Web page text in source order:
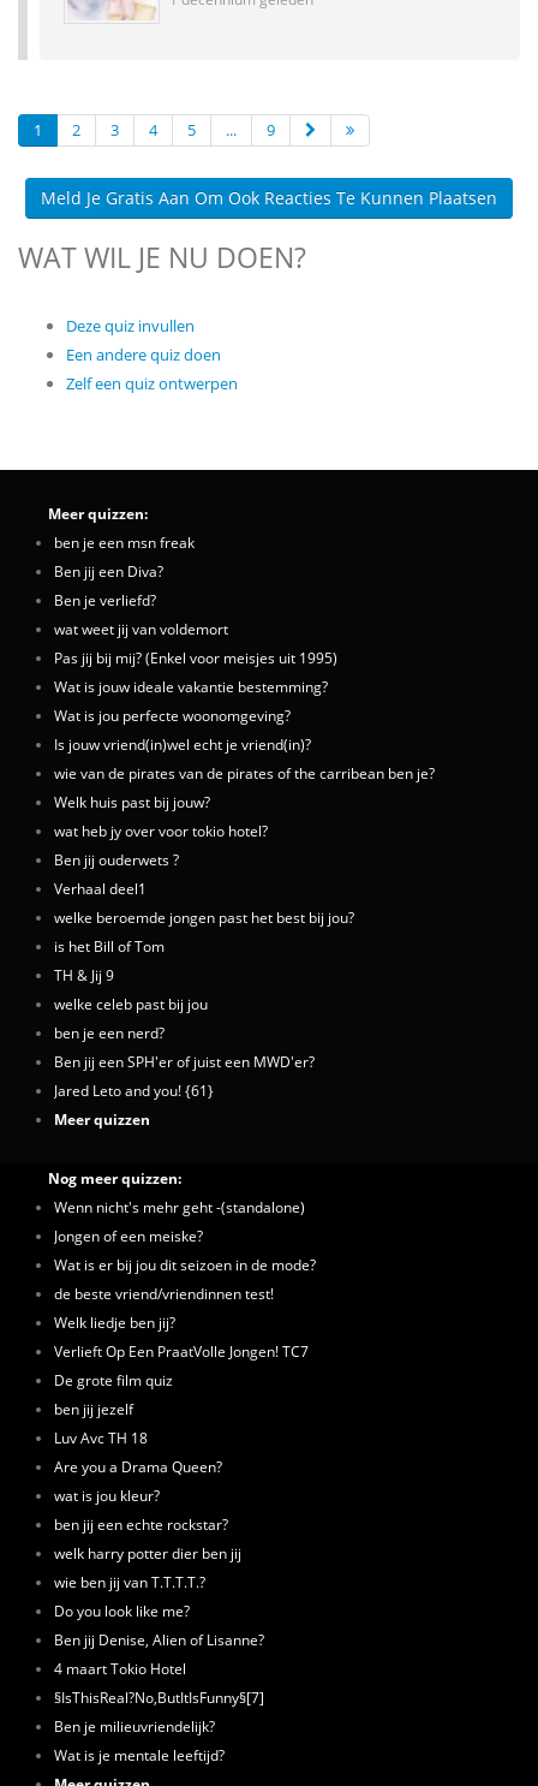
1 2 3 4 5 ... 9
Meld Je Gratis Aan Om Ook Reacties Te Kunnen Plaatsen
WAT WIL JE NU DOEN?
Deze quiz invullen
Een andere quiz doen
Zelf een quiz ontwerpen
Meer quizzen:
ben je een msn freak
Ben jij een Diva?
Ben je verliefd?
wat weet jij van voldemort
Pas jij bij mij? (Enkel voor meisjes uit 1995)
Wat is jouw ideale vakantie bestemming?
Wat is jou perfecte woonomgeving?
Is jouw vriend(in)wel echt je vriend(in)?
wie van de pirates van de pirates of the carribean ben je?
Welk huis past bij jouw?
wat heb jy over voor tokio hotel?
Ben jij ouderwets ?
Verhaal deel1
welke beroemde jongen past het best bij jou?
is het Bill of Tom
TH & Jij 9
welke celeb past bij jou
ben je een nerd?
Ben jij een SPH'er of juist een MWD'er?
Jared Leto and you! {61}
Meer quizzen
Nog meer quizzen:
Wenn nicht's mehr geht -(standalone)
Jongen of een meiske?
Wat is er bij jou dit seizoen in de mode?
de beste vriend/vriendinnen test!
Welk liedje ben jij?
Verlieft Op Een PraatVolle Jongen! TC7
De grote film quiz
ben jij jezelf
Luv Avc TH 18
Are you a Drama Queen?
wat is jou kleur?
ben jij een echte rockstar?
welk harry potter dier ben jij
wie ben jij van T.T.T.T.?
Do you look like me?
Ben jij Denise, Alien of Lisanne?
4 maart Tokio Hotel
§IsThisReal?No,ButItIsFunny§[7]
Ben je milieuvriendelijk?
Wat is je mentale leeftijd?